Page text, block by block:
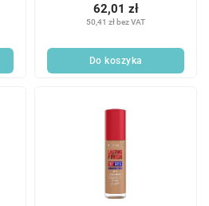
50,41 zł bez VAT
62,01 zł
Do koszyka